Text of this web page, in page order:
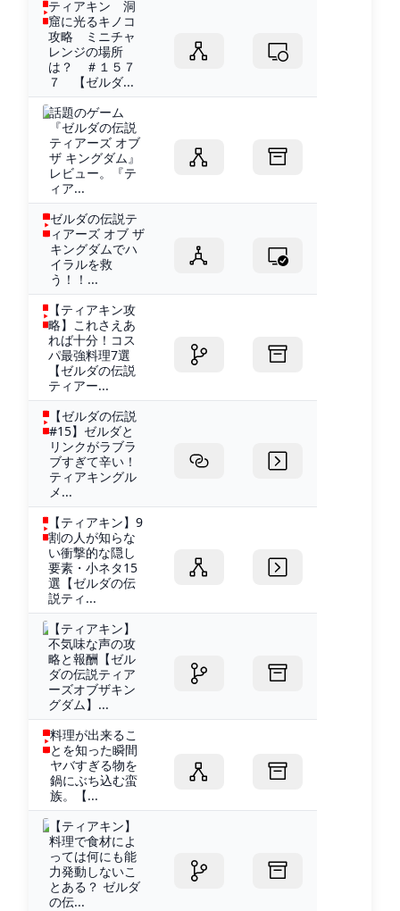
ティアキン 洞
窟に光るキノコ
攻略 ミニチャ
レンジの場所
は？ ＃１５７
７ 【ゼルダ...
話題のゲーム
『ゼルダの伝説
ティアーズ オブ
ザ キングダム』
レビュー。『テ
ィア...
ゼルダの伝説テ
ィアーズ オブ ザ
キングダムでハ
イラルを救
う！！...
【ティアキン攻
略】これさえあ
れば十分！コス
パ最強料理7選
【ゼルダの伝説
ティアー...
【ゼルダの伝説
#15】ゼルダと
リンクがラブラ
ブすぎて辛い！
ティアキングル
メ...
【ティアキン】9
割の人が知らな
い衝撃的な隠し
要素・小ネタ15
選【ゼルダの伝
説ティ...
【ティアキン】
不気味な声の攻
略と報酬【ゼル
ダの伝説ティア
ーズオブザキン
グダム】...
料理が出来るこ
とを知った瞬間
ヤバすぎる物を
鍋にぶち込む蛮
族。【...
【ティアキン】
料理で食材によ
っては何にも能
力発動しないこ
とある？ ゼルダ
の伝...